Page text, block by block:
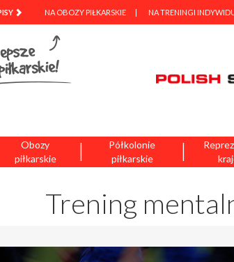
NA OBOZY PIŁKARSKIE NA TRENINGI
Obozy
piłkarskie
Półkolonie
piłkarskie
| |
Trening